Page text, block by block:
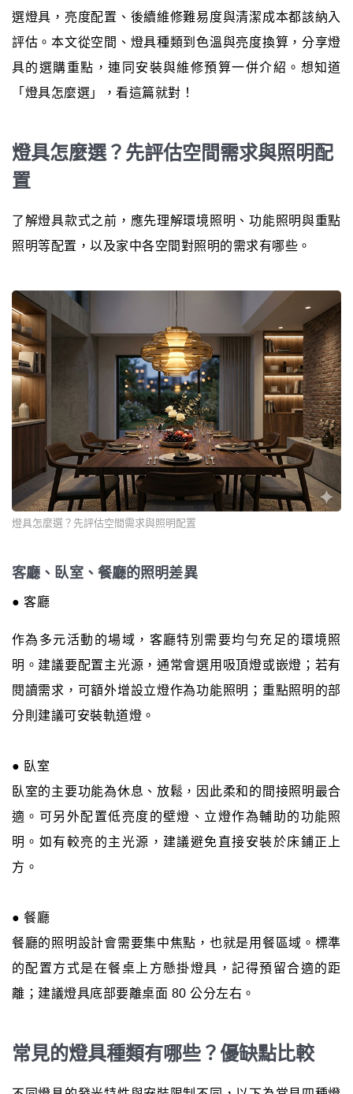
選燈具，亮度配置、後續維修難易度與清潔成本都該納入
評估。本文從空間、燈具種類到色溫與亮度換算，分享燈
具的選購重點，連同安裝與維修預算一併介紹。想知道
「燈具怎麼選」，看這篇就對！
燈具怎麼選？先評估空間需求與照明配
置
了解燈具款式之前，應先理解環境照明、功能照明與重點
照明等配置，以及家中各空間對照明的需求有哪些。
燈具怎麼選？先評估空間需求與照明配置
客廳、臥室、餐廳的照明差異
● 客廳
作為多元活動的場域，客廳特別需要均勻充足的環境照
明。建議要配置主光源，通常會選用吸頂燈或嵌燈；若有
閱讀需求，可額外增設立燈作為功能照明；重點照明的部
分則建議可安裝軌道燈。
● 臥室
臥室的主要功能為休息、放鬆，因此柔和的間接照明最合
適。可另外配置低亮度的壁燈、立燈作為輔助的功能照
明。如有較亮的主光源，建議避免直接安裝於床鋪正上
方。
● 餐廳
餐廳的照明設計會需要集中焦點，也就是用餐區域。標準
的配置方式是在餐桌上方懸掛燈具，記得預留合適的距
離；建議燈具底部要離桌面 80 公分左右。
常見的燈具種類有哪些？優缺點比較